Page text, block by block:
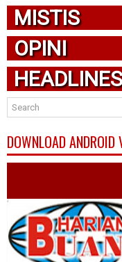
MISTIS
OPINI
HEADLINES
DOWNLOAD ANDROID